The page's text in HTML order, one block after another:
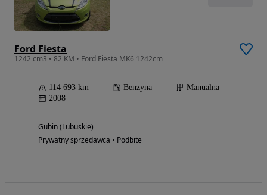
Ford Fiesta
1242 cm3 • 82 KM • Ford Fiesta MK6 1242cm
114 693 km Benzyna
Manualna
2008
Gubin (Lubuskie)
Prywatny sprzedawca • Podbite